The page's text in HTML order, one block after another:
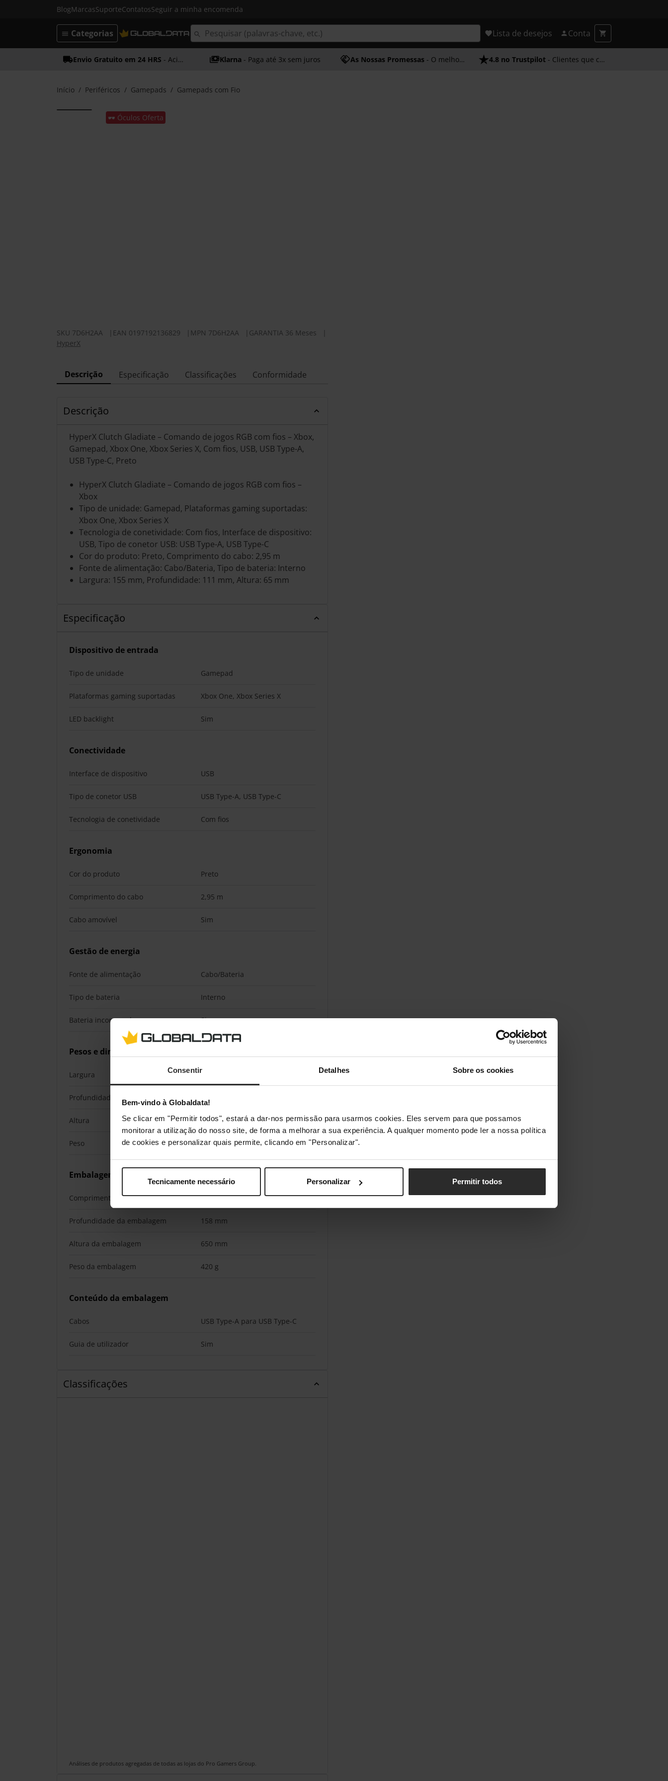
Consentir Detalhes Sobre os cookies
Bem-vindo à Globaldata!
Se clicar em "Permitir todos", estará a dar-nos permissão para usarmos cookies. Eles servem para que possamos
monitorar a utilização do nosso site, de forma a melhorar a sua experiência. A qualquer momento pode ler a nossa política
de cookies e personalizar quais permite, clicando em "Personalizar".
Tecnicamente necessário Personalizar Permitir todos
BlogMarcasSuporteContatosSeguir a minha encomenda
Lista de desejos Conta
Categorias
Envio Gratuito em 24 HRS - Acima dos 50€ Klarna - Paga até 3x sem juros As Nossas Promessas - O melhor atendimento 4.8 no Trustpilot - Clientes que confiam em nós
Início Periféricos Gamepads Gamepads com Fio
🕶️ Óculos Oferta
SKU 7D6H2AA EAN 0197192136829 MPN 7D6H2AA GARANTIA 36 Meses
HyperX
Descrição Especificação Classificações Conformidade
Descrição
HyperX Clutch Gladiate – Comando de jogos RGB com fios – Xbox,
Gamepad, Xbox One, Xbox Series X, Com fios, USB, USB Type-A,
USB Type-C, Preto
HyperX Clutch Gladiate – Comando de jogos RGB com fios –
Xbox
Tipo de unidade: Gamepad, Plataformas gaming suportadas:
Xbox One, Xbox Series X
Tecnologia de conetividade: Com fios, Interface de dispositivo:
USB, Tipo de conetor USB: USB Type-A, USB Type-C
Cor do produto: Preto, Comprimento do cabo: 2,95 m
Fonte de alimentação: Cabo/Bateria, Tipo de bateria: Interno
Largura: 155 mm, Profundidade: 111 mm, Altura: 65 mm
Especificação
Dispositivo de entrada
Tipo de unidade Gamepad
Plataformas gaming suportadas Xbox One, Xbox Series X
LED backlight Sim
Conectividade
Interface de dispositivo USB
Tipo de conetor USB USB Type-A, USB Type-C
Tecnologia de conetividade Com fios
Ergonomia
Cor do produto Preto
Comprimento do cabo 2,95 m
Cabo amovível Sim
Gestão de energia
Fonte de alimentação Cabo/Bateria
Tipo de bateria Interno
Bateria incorporada Sim
Pesos e dimensões
Largura 155 mm
Profundidade 111 mm
Altura 65 mm
Peso 290 g
Embalagem
Comprimento da embalagem 170 mm
Profundidade da embalagem 158 mm
Altura da embalagem 650 mm
Peso da embalagem 420 g
Conteúdo da embalagem
Cabos USB Type-A para USB Type-C
Guia de utilizador Sim
Classificações
Análises de produtos agregadas de todas as lojas do Pro Gamers Group.